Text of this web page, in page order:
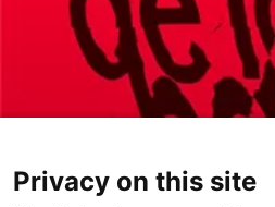
Privacy on this site